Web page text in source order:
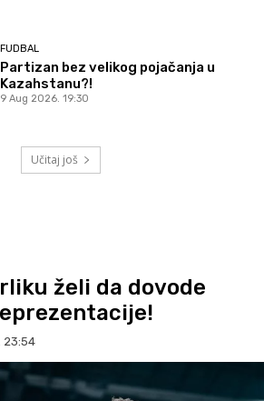
FUDBAL
Partizan bez velikog pojačanja u
Kazahstanu?!
9 Aug 2026. 19:30
Učitaj još